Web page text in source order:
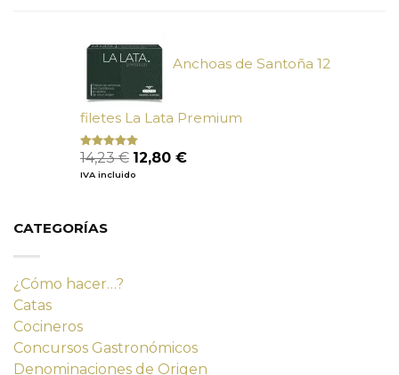
9,90 €.
Anchoas de Santoña 12
filetes La Lata Premium
Valorado
con
de 5
14,23€ El
precio
12,80 €El
IVA incluido
CATEGORÍAS
¿Cómo hacer…?
Catas
Cocineros
Concursos Gastronómicos
Denominaciones de Origen